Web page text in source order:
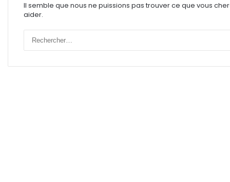
Il semble que nous ne puissions pas trouver ce que vous
aider.